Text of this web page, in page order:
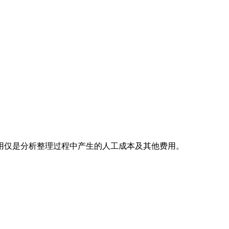
是分析整理过程中产生的人工成本及其他费用。